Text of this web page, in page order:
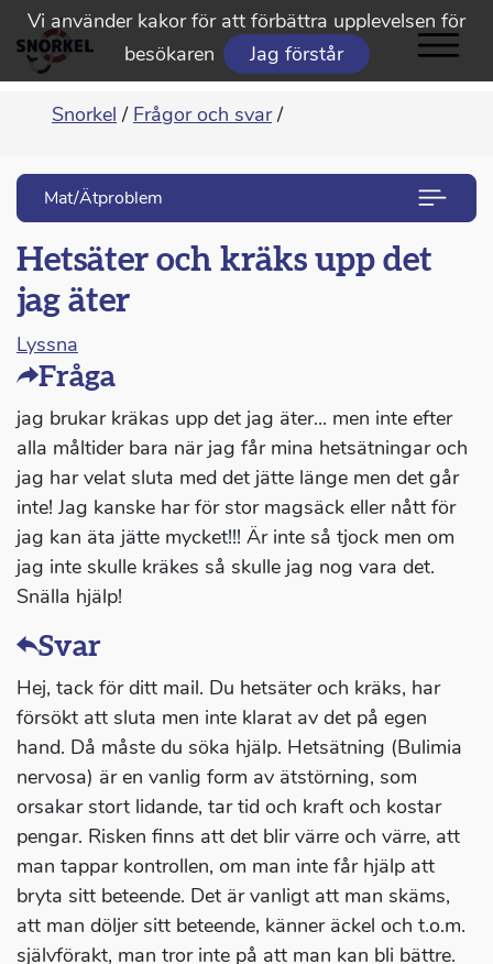
Vi använder kakor för att förbättra upplevelsen för
besökaren
Jag förstår
Snorkel / Frågor och svar /
Mat/Ätproblem
Hetsäter och kräks upp det
jag äter
Lyssna
Fråga
jag brukar kräkas upp det jag äter... men inte efter
alla måltider bara när jag får mina hetsätningar och
jag har velat sluta med det jätte länge men det går
inte! Jag kanske har för stor magsäck eller nått för
jag kan äta jätte mycket!!! Är inte så tjock men om
jag inte skulle kräkes så skulle jag nog vara det.
Snälla hjälp!
Svar
Hej, tack för ditt mail. Du hetsäter och kräks, har
försökt att sluta men inte klarat av det på egen
hand. Då måste du söka hjälp. Hetsätning (Bulimia
nervosa) är en vanlig form av ätstörning, som
orsakar stort lidande, tar tid och kraft och kostar
pengar. Risken finns att det blir värre och värre, att
man tappar kontrollen, om man inte får hjälp att
bryta sitt beteende. Det är vanligt att man skäms,
att man döljer sitt beteende, känner äckel och t.o.m.
självförakt, man tror inte på att man kan bli bättre.